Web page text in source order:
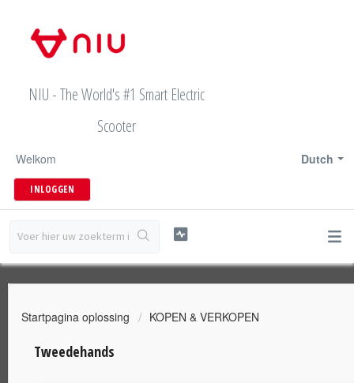
NIU - The World's #1 Smart Electric
Scooter
Dutch
Welkom
INLOGGEN
Startpagina oplossing KOPEN & VERKOPEN
Tweedehands